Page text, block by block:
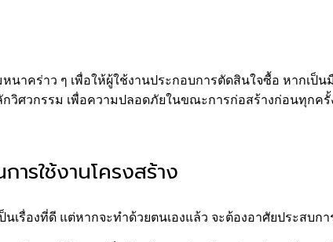
นาคร่าว ๆ เพื่อให้ผู้ใช้งานประกอบการตัดสินใจซื้อ หากเ
ศวกรรม เพื่อความปลอดภัยในขณะการก่อสร้างก่อนทุกครั้
รใช้งานโครงสร้าง
นเรื่องที่ดี แต่หากจะทำด้วยตนเองแล้ว จะต้องอาศัยประสบ